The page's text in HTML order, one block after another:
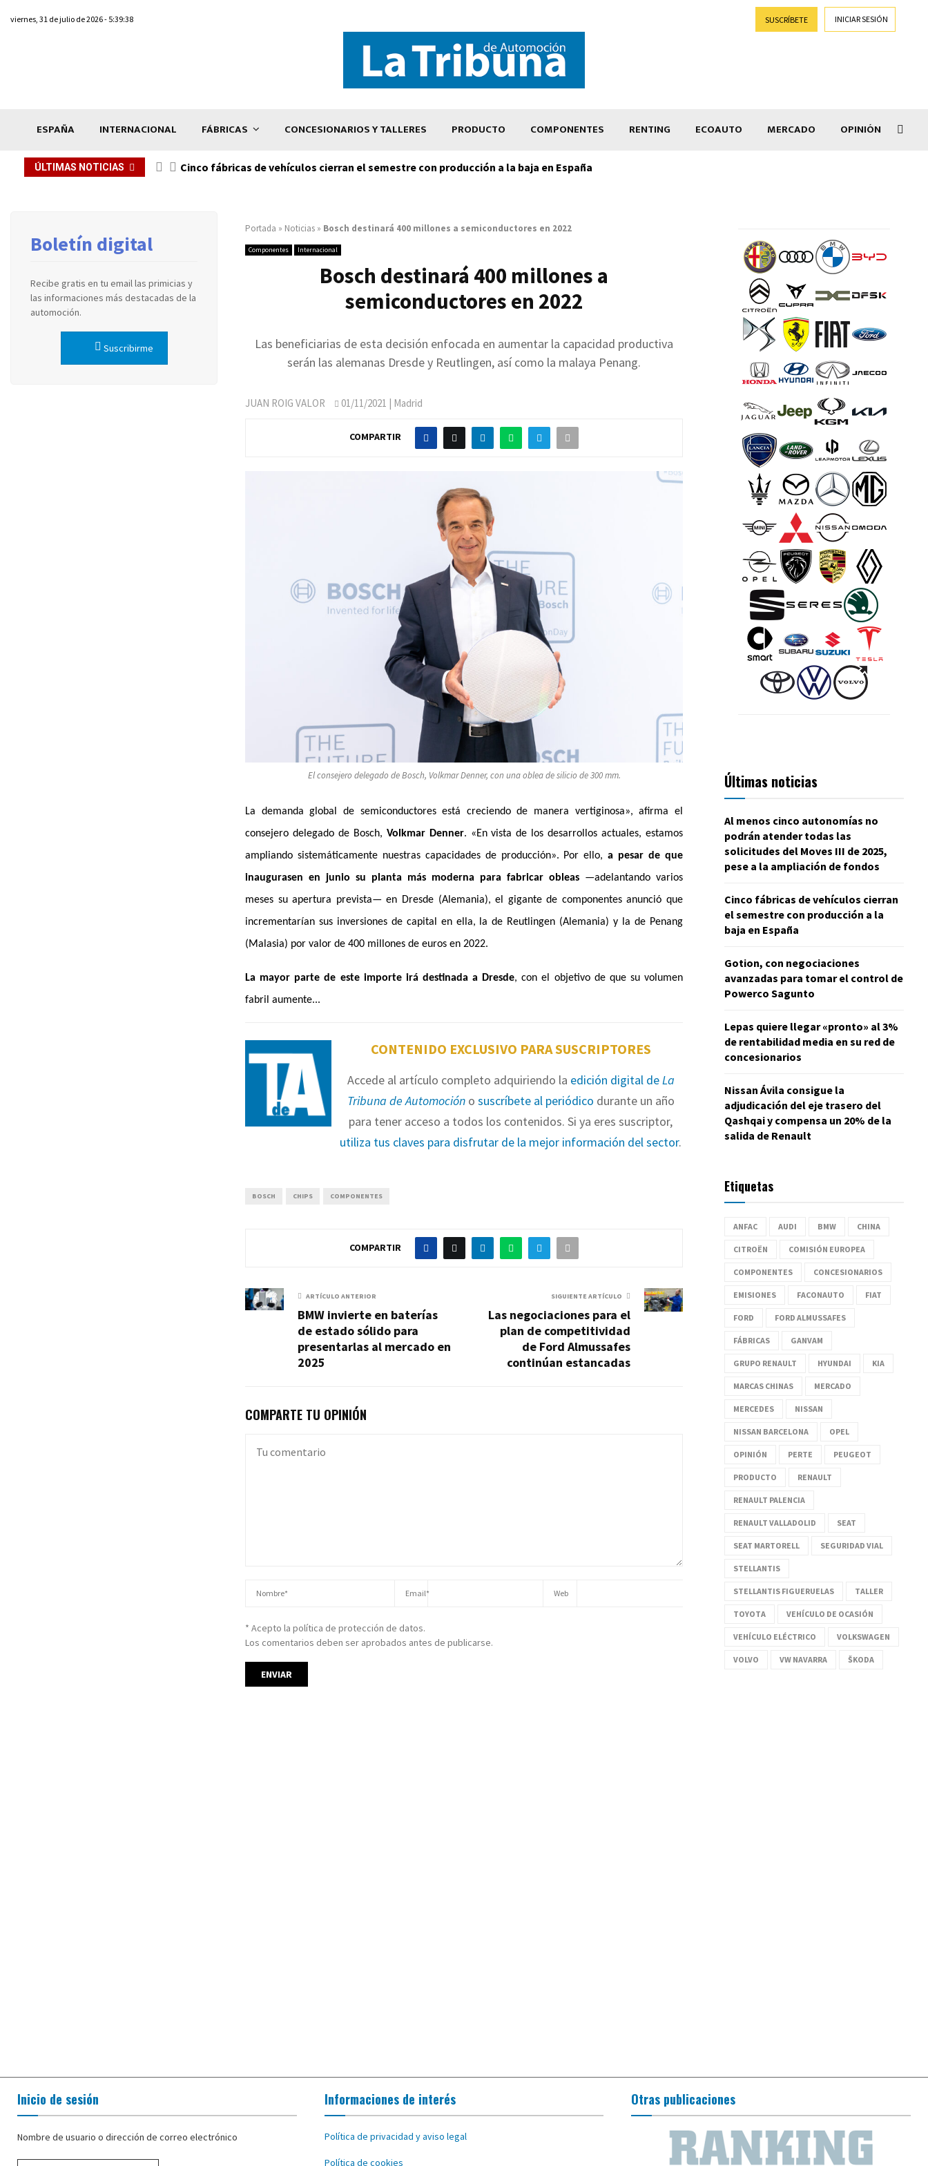
viernes, 31 de julio de 2026 - 5:39:38 SUSCRÍBETE INICIAR SESIÓN
ESPAÑA INTERNACIONAL FÁBRICAS CONCESIONARIOS Y TALLERES PRODUCTO COMPONENTES RENTING ECOAUTO MERCADO OPINIÓN
ÚLTIMAS NOTICIAS Cinco fábricas de vehículos cierran el semestre con producción a la baja en España
Portada » Noticias » Bosch destinará 400 millones a semiconductores en 2022
Componentes Internacional
Bosch destinará 400 millones a
semiconductores en 2022
Las beneficiarias de esta decisión enfocada en aumentar la capacidad productiva
serán las alemanas Dresde y Reutlingen, así como la malaya Penang.
JUAN ROIG VALOR 01/11/2021 | Madrid
COMPARTIR
El consejero delegado de Bosch, Volkmar Denner, con una oblea de silicio de 300 mm.
La demanda global de semiconductores está creciendo de manera vertiginosa», afirma el
consejero delegado de Bosch, Volkmar Denner. «En vista de los desarrollos actuales, estamos
ampliando sistemáticamente nuestras capacidades de producción». Por ello,a pesar de que
inaugurasen en junio su planta más moderna para fabricar obleas —adelantando varios
meses su apertura prevista— en Dresde (Alemania), el gigante de componentes anunció que
incrementarían sus inversiones de capital en ella, la de Reutlingen (Alemania) y la de Penang
(Malasia) por valor de 400 millones de euros en 2022.
La mayor parte de este importe irá destinada a Dresde, con el objetivo de que su volumen
fabril aumente...
CONTENIDO EXCLUSIVO PARA SUSCRIPTORES
Accede al artículo completo adquiriendo la edición digital deLa
Tribuna de Automocióno suscríbete al periódico durante un año
para tener acceso a todos los contenidos. Si ya eres suscriptor,
utiliza tus claves para disfrutar de la mejor información del sector.
BOSCH CHIPS COMPONENTES
COMPARTIR
ARTÍCULO ANTERIOR
BMW invierte en baterías
de estado sólido para
presentarlas al mercado en
2025
SIGUIENTE ARTÍCULO
Las negociaciones para el
plan de competitividad
de Ford Almussafes
continúan estancadas
COMPARTE TU OPINIÓN
* Acepto la política de protección de datos.
Los comentarios deben ser aprobados antes de publicarse.
Boletín digital
Recibe gratis en tu email las primicias y
las informaciones más destacadas de la
automoción.
Suscribirme
Últimas noticias
Al menos cinco autonomías no
podrán atender todas las
solicitudes del Moves III de 2025,
pese a la ampliación de fondos
Cinco fábricas de vehículos cierran
el semestre con producción a la
baja en España
Gotion, con negociaciones
avanzadas para tomar el control de
Powerco Sagunto
Lepas quiere llegar «pronto» al 3%
de rentabilidad media en su red de
concesionarios
Nissan Ávila consigue la
adjudicación del eje trasero del
Qashqai y compensa un 20% de la
salida de Renault
Etiquetas
ANFAC AUDI BMW CHINA
CITROËN COMISIÓN EUROPEA
COMPONENTES CONCESIONARIOS
EMISIONES FACONAUTO FIAT
FORD FORD ALMUSSAFES
FÁBRICAS GANVAM
GRUPO RENAULT HYUNDAI KIA
MARCAS CHINAS MERCADO
MERCEDES NISSAN
NISSAN BARCELONA OPEL
OPINIÓN PERTE PEUGEOT
PRODUCTO RENAULT
RENAULT PALENCIA
RENAULT VALLADOLID SEAT
SEAT MARTORELL SEGURIDAD VIAL
STELLANTIS
STELLANTIS FIGUERUELAS TALLER
TOYOTA VEHÍCULO DE OCASIÓN
VEHÍCULO ELÉCTRICO VOLKSWAGEN
VOLVO VW NAVARRA ŠKODA
Inicio de sesión
Nombre de usuario o dirección de correo electrónico
Informaciones de interés
Política de privacidad y aviso legal
Política de cookies
Otras publicaciones